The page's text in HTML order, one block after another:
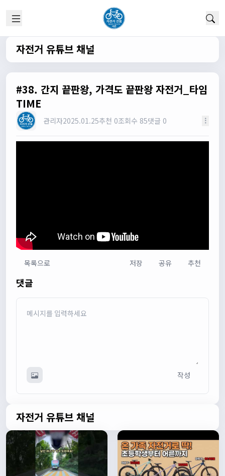
1/22/2025
채팅 신기해여
오 채팅기능까지..
원행 13:19:59
새로운 자전거 커뮤니티가 되겠네요
관리자
모두들 환영합니다 :)
타데이포가차13:29:16
다다우운
관리자13:50:05
이름/휴대폰 번호는 이벤트에 활용될수 있다는 항목을 추가
쏭박 17:23:31
실시간 채팅 테스트
17:23:34
1
17:23:35
자전거 유튜브 채널
#38. 간지 끝판왕, 가격도 끝판왕 자전거_타임
TIME
관리자2025.01.25추천 0조회수 85댓글 0
목록으로 저장 공유 추천
댓글
작성
자전거 유튜브 채널